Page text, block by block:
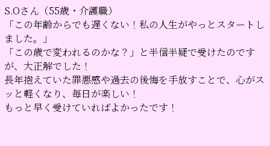
S.Oさん（55歳・介護職）
「この年齢からでも遅くない！私の人生がやっとスタートし
ました。」
「この歳で変われるのかな？」と半信半疑で受けたのです
が、大正解でした！
長年抱えていた罪悪感や過去の後悔を手放すことで、心がス
ッと軽くなり、毎日が楽しい！
もっと早く受けていればよかったです！